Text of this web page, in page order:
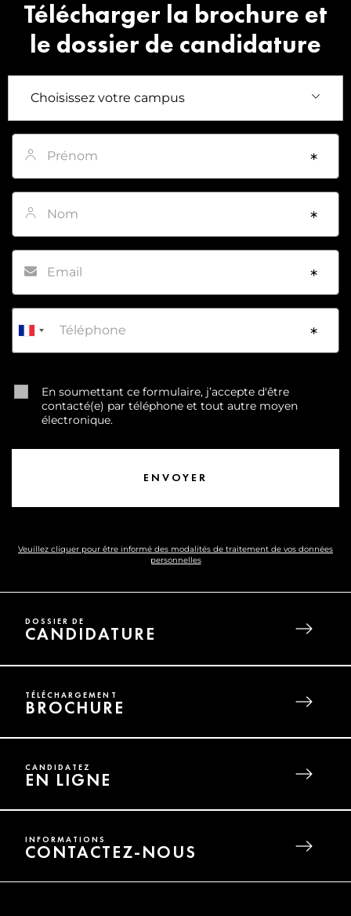
Télécharger la brochure et
le dossier de candidature
Prénom*
Nom*
Email*
En soumettant ce formulaire, j’accepte d'être
contacté(e) par téléphone et tout autre moyen
électronique.
Veuillez cliquer pour être informé des modalités de traitement de vos données
personnelles
DOSSIER DE
CANDIDATURE
TÉLÉCHARGEMENT
BROCHURE
CANDIDATEZ
EN LIGNE
INFORMATIONS
CONTACTEZ-NOUS